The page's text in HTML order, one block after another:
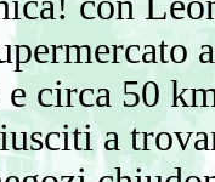
circa 50
a